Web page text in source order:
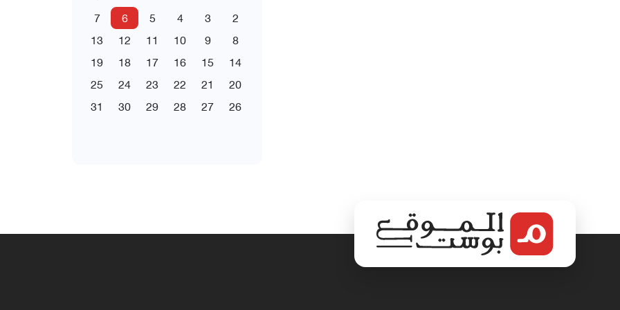
2
3
4
5
6
7
8
9
10
11
12
13
14
15
16
17
18
19
20
21
22
23
24
25
26
27
28
29
30
31